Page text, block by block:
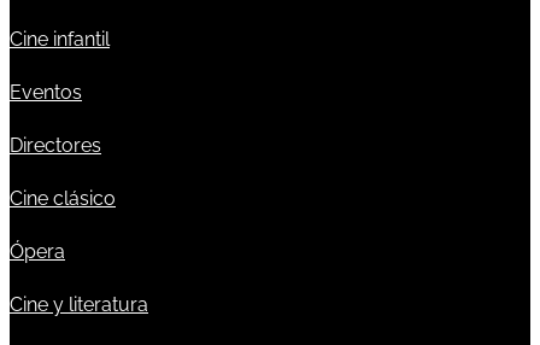
Cine infantil
Eventos
Directores
Cine clásico
Ópera
Cine y literatura